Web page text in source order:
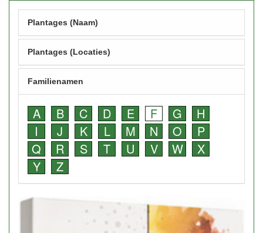
Plantages (Naam)
Plantages (Locaties)
Familienamen
A B C D E F G
H
I
J K L M N O
P
Q
R S T U V W
X
Y
Z